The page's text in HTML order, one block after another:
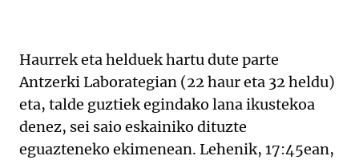
Haurrek eta helduek hartu dute parte
Antzerki Laborategian (22 haur eta 32 heldu)
eta, talde guztiek egindako lana ikustekoa
denez, sei saio eskainiko dituzte
eguazteneko ekimenean. Lehenik, 17:45ean,